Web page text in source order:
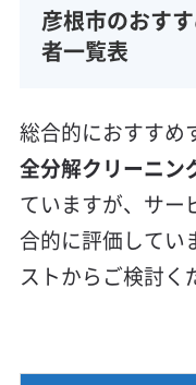
完全分解洗浄 部分
資格保有スタッフ
保証付き アフター
エコ洗剤使用
アレ
利便性・サービス
年末年始対応
防カ
彦根市のおす
者一覧表
総合的におすすめ
全分解クリーニン
ていますが、サー
合的に評価してい
ストからご検討く